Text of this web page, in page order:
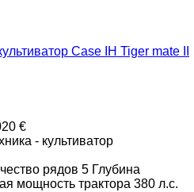
Case IH Tiger mate II
€
- культиватор
рядов 5 Глубина
мощность трактора 380 л.с.